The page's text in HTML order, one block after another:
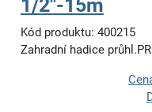
1/2"-15m
Kód produktu: 400215
Zahradní hadice